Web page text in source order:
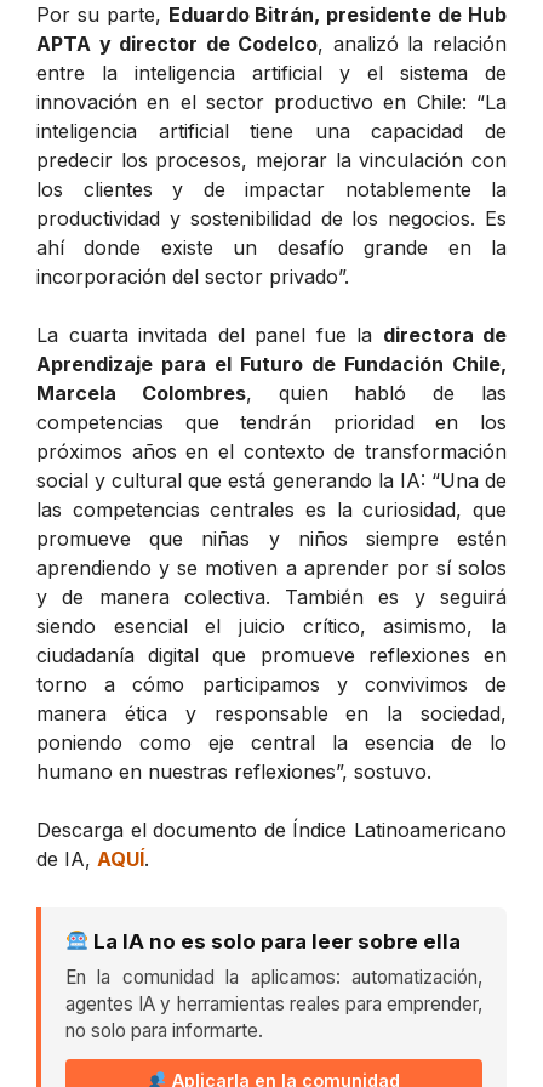
Por su parte, Eduardo Bitrán, presidente de Hub
APTA y director de Codelco, analizó la relación
entre la inteligencia artificial y el sistema de
innovación en el sector productivo en Chile: “La
inteligencia artificial tiene una capacidad de
predecir los procesos, mejorar la vinculación con
los clientes y de impactar notablemente la
productividad y sostenibilidad de los negocios. Es
ahí donde existe un desafío grande en la
incorporación del sector privado”.
La cuarta invitada del panel fue la directora de
Aprendizaje para el Futuro de Fundación Chile,
Marcela Colombres, quien habló de las
competencias que tendrán prioridad en los
próximos años en el contexto de transformación
social y cultural que está generando la IA: “Una de
las competencias centrales es la curiosidad, que
promueve que niñas y niños siempre estén
aprendiendo y se motiven a aprender por sí solos
y de manera colectiva. También es y seguirá
siendo esencial el juicio crítico, asimismo, la
ciudadanía digital que promueve reflexiones en
torno a cómo participamos y convivimos de
manera ética y responsable en la sociedad,
poniendo como eje central la esencia de lo
humano en nuestras reflexiones”, sostuvo.
Descarga el documento de Índice Latinoamericano
de IA, AQUÍ.
La IA no es solo para leer sobre ella
En la comunidad la aplicamos: automatización,
agentes IA y herramientas reales para emprender,
no solo para informarte.
Aplicarla en la comunidad